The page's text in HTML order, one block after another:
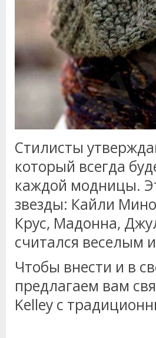
Стилисты
который всегда
каждой модницы.
звезды: Кайли
Крус, Мадонна,
считался веселым
Чтобы внести и в
предлагаем вам
Kelley с